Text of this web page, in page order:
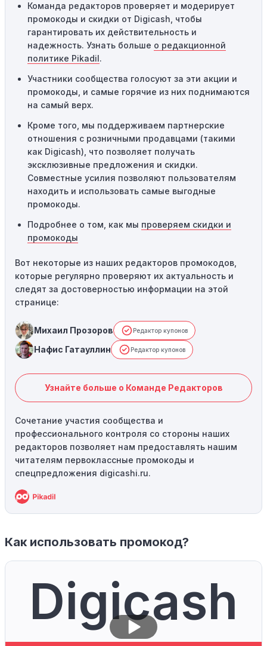
предназначены только для однократного
использования. Если код уже был использован кем-то
другим, он не будет действовать повторно.
Технические сбои:
привести к неработоспособности кодов промокодов. В
таких случаях следует обратиться за помощью в
службу поддержки.
Команда редакторов проверяет и модерирует
промокоды и скидки от Digicash, чтобы
гарантировать их действительность и
надежность. Узнать больше о редакционной
политике Pikadil.
Участники сообщества голосуют за эти акции и
промокоды, и самые горячие из них поднимаются
на самый верх.
Кроме того, мы поддерживаем партнерские
отношения с розничными продавцами (такими
как Digicash), что позволяет получать
эксклюзивные предложения и скидки.
Совместные усилия позволяют пользователям
находить и использовать самые выгодные
промокоды.
Подробнее о том, как мы проверяем скидки и
промокоды
Вот некоторые из наших редакторов промокодов,
которые регулярно проверяют их актуальность и
следят за достоверностью информации на этой
странице:
Михаил Прозоров Редактор купонов
Нафис Гатауллин Редактор купонов
Узнайте больше о Команде Редакторов
Сочетание участия сообщества и
профессионального контроля со стороны наших
редакторов позволяет нам предоставлять нашим
читателям первоклассные промокоды и
спецпредложения digicashi.ru.
Как использовать промокод?
Digicash